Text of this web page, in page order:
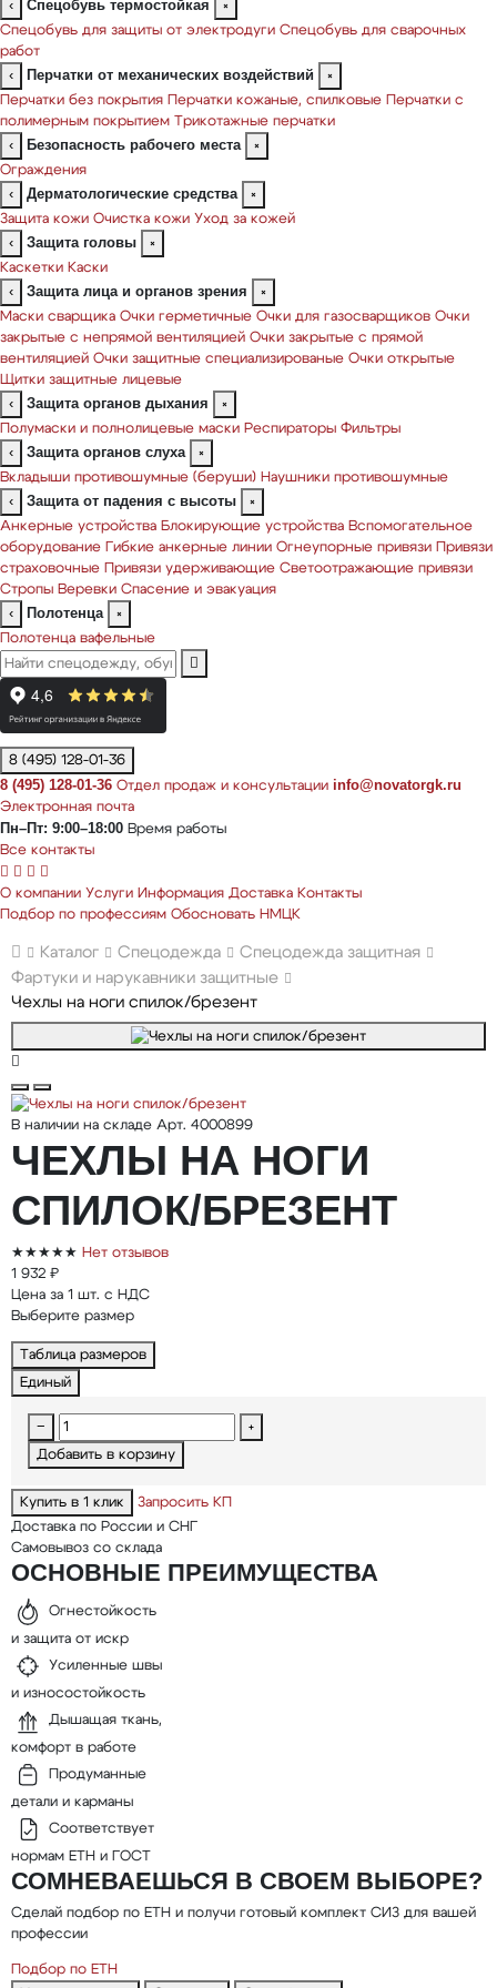
‹ Спецобувь термостойкая
×
Спецобувь для защиты от электродуги Спецобувь для сварочных
работ
‹
Перчатки от механических воздействий
×
Перчатки без покрытия
Перчатки кожаные, спилковые
Перчатки с
полимерным покрытием
Трикотажные перчатки
‹
Безопасность рабочего места
×
Ограждения
‹
Дерматологические средства
×
Защита кожи Очистка кожи Уход за кожей
‹
Защита головы
×
Каскетки Каски
‹
Защита лица и органов зрения
×
Маски сварщика Очки герметичные Очки для газосварщиков Очки
закрытые с непрямой вентиляцией Очки закрытые с прямой
вентиляцией Очки защитные специализированые Очки открытые
Щитки защитные лицевые
‹
Защита органов дыхания
×
Полумаски и полнолицевые маски Респираторы Фильтры
‹
Защита органов слуха
×
Вкладыши противошумные (беруши) Наушники противошумные
‹
Защита от падения с высоты
×
Анкерные устройства Блокирующие устройства Вспомогательное
оборудование
Гибкие анкерные линии Огнеупорные привязи
Привязи
страховочные
Привязи удерживающие Светоотражающие привязи
Стропы Веревки Спасение и эвакуация
‹
Полотенца
×
Полотенца вафельные
8 (495) 128-01-36
8 (495) 128-01-36 Отдел продаж и консультации info@novatorgk.ru
Электронная почта
Пн–Пт: 9:00–18:00 Время работы
Все контакты
О компании Услуги Информация Доставка Контакты
Подбор по профессиям Обосновать НМЦК
Каталог Спецодежда
Спецодежда защитная
Фартуки и нарукавники защитные
Чехлы на ноги спилок/брезент
В наличии на складе Арт. 4000899
ЧЕХЛЫ НА НОГИ
СПИЛОК/БРЕЗЕНТ
★★★★★ Нет отзывов
1 932 ₽
Цена за 1 шт. с НДС
Выберите размер
Таблица размеров
Единый
−
+
Добавить в корзину
Купить в 1 клик
Запросить КП
Доставка по России и СНГ
Самовывоз со склада
ОСНОВНЫЕ ПРЕИМУЩЕСТВА
Огнестойкость
и защита от искр
Усиленные швы
и износостойкость
Дышащая ткань,
комфорт в работе
Продуманные
детали и карманы
Соответствует
нормам ЕТН и ГОСТ
СОМНЕВАЕШЬСЯ В СВОЕМ ВЫБОРЕ?
Сделай подбор по ЕТН и получи готовый комплект СИЗ для вашей
профессии
Подбор по ЕТН